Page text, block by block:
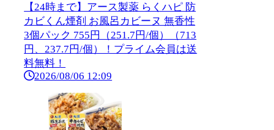
【24時まで】アース製薬 らくハピ 防
カビくん煙剤 お風呂カビーヌ 無香性
3個パック 755円（251.7円/個）（713
円、237.7円/個）！プライム会員は送
料無料！
2026/08/06 12:09